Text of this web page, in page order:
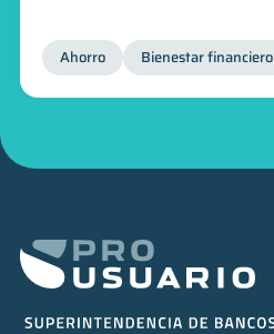
Ahorro Bienestar financiero